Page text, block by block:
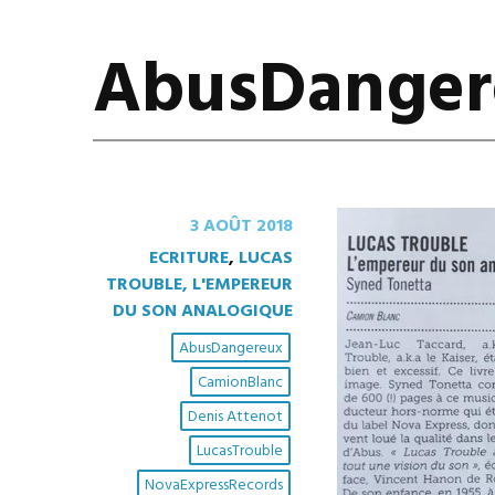
3 AOÛT 2018
ECRITURE, LUCAS
TROUBLE, L'EMPEREUR
DU SON ANALOGIQUE
AbusDangereux
CamionBlanc
Denis Attenot
LucasTrouble
NovaExpressRecords